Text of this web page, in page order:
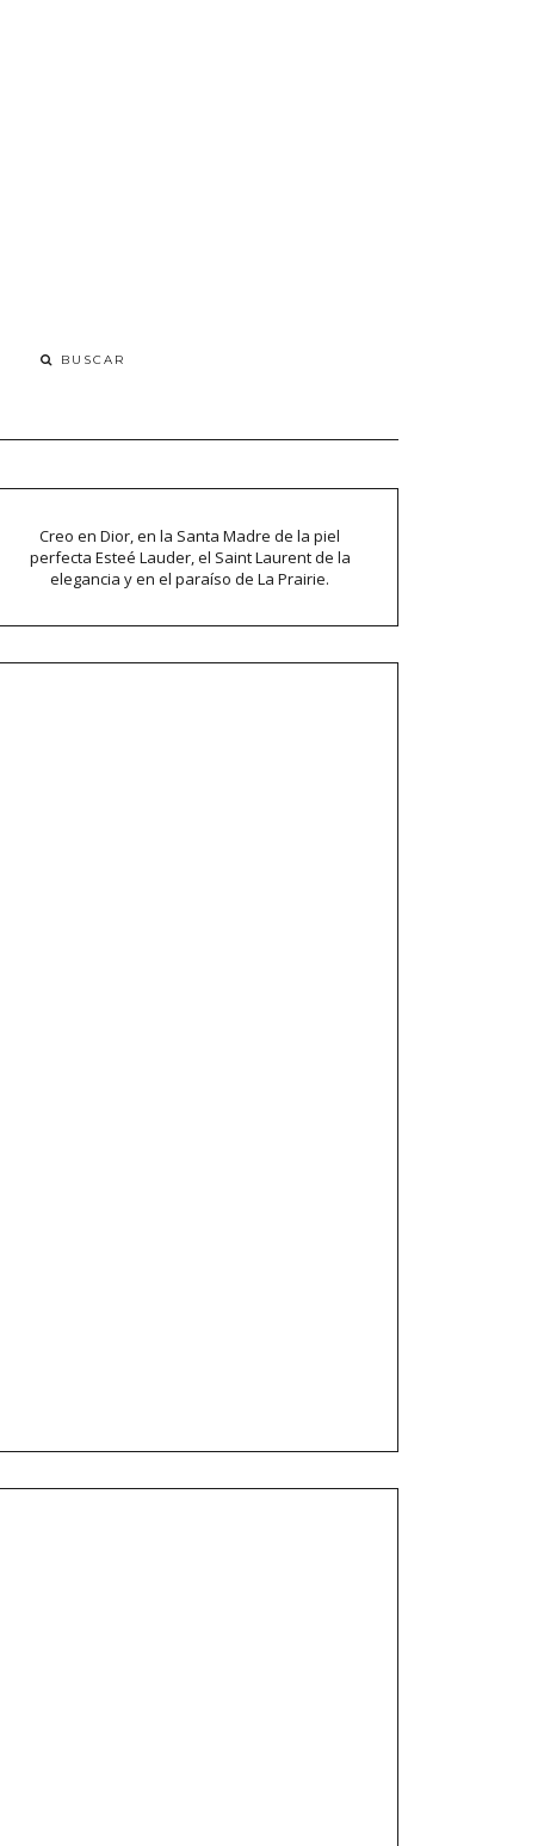
Creo en Dior, en la Santa Madre de la piel
perfecta Esteé Lauder, el Saint Laurent de la
elegancia y en el paraíso de La Prairie.